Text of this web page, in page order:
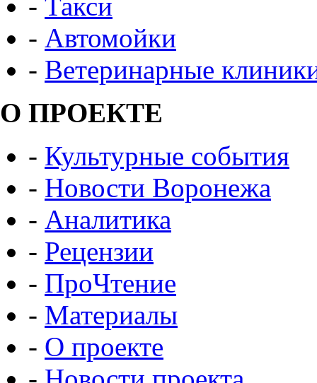
- Автомойки
- Ветеринарные
О ПРОЕКТЕ
- Культурные события
- Новости Воронежа
- Аналитика
- Рецензии
- ПроЧтение
- Материалы
- О проекте